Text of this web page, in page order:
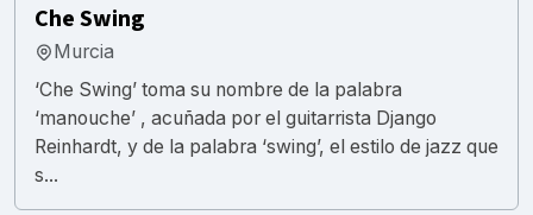
Che Swing
Murcia
‘Che Swing’ toma su nombre de la palabra
‘manouche’ , acuñada por el guitarrista Django
Reinhardt, y de la palabra ‘swing’, el estilo de jazz que
s...